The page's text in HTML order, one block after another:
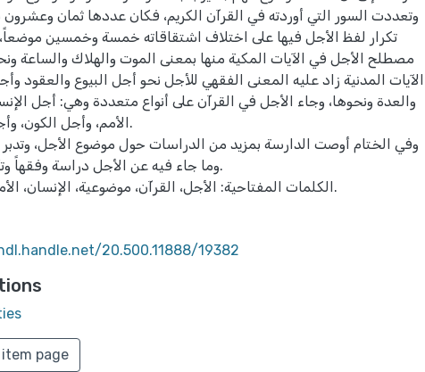
وتعددت السور التي أوردته في القرآن الكريم، فكان عددها ثمان وعشرون
تكرار لفظ الأجل فيها على اختلاف اشتقاقاته خمسة وخمسين
مصطلح الأجل في الآيات المكية منها بمعنى الموت والهلاك والساعة
الآيات المدنية زاد عليه المعنى الفقهي للأجل نحو أجل البيوع والعقود
والعدة ونحوها، وجاء الأجل في القرآن على أنواع متعددة وهي: أجل
الأمم، وأجل الكون،
وفي الختام أوصت الدارسة بمزيد من الدراسات حول موضوع الأجل، وتدبر
وما جاء فيه عن الأجل دراسة وفقهاً
الكلمات المفتاحية: الأجل، القرآن، موضوعية، الإنسان، الأمم، الآخرة.
20.500.11888/19382
page